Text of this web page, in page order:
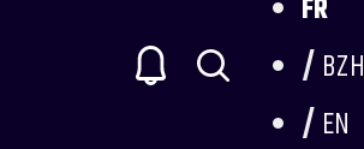
FR
BZH
EN